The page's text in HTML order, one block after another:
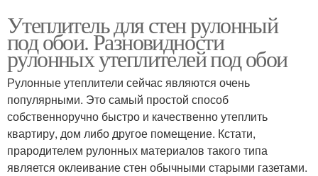
Утеплитель для стен рулонный
под обои. Разновидности
рулонных утеплителей под обои
Рулонные утеплители сейчас являются очень
популярными. Это самый простой способ
собственноручно быстро и качественно утеплить
квартиру, дом либо другое помещение. Кстати,
прародителем рулонных материалов такого типа
является оклеивание стен обычными старыми газетами.